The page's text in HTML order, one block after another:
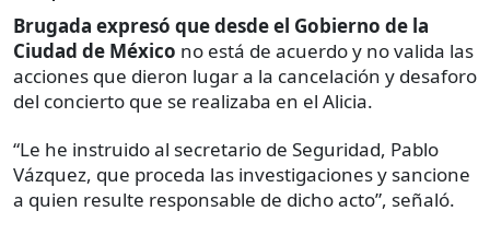
Brugada expresó que desde el Gobierno de la
Ciudad de México no está de acuerdo y no valida las
acciones que dieron lugar a la cancelación y desaforo
del concierto que se realizaba en el Alicia.
“Le he instruido al secretario de Seguridad, Pablo
Vázquez, que proceda las investigaciones y sancione
a quien resulte responsable de dicho acto”, señaló.